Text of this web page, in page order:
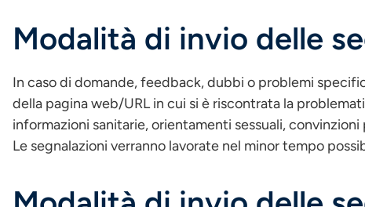
Modalità di invio delle
In caso di domande, feedback, dubbi o problemi
della pagina web/URL in cui si è riscontrata la
informazioni sanitarie, orientamenti sessuali,
Le segnalazioni verranno lavorate nel minor tempo